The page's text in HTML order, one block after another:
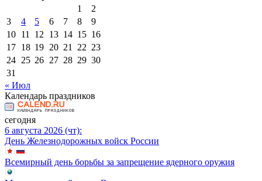
1
2
3
4 5 6 7 8
9
10 11 12 13 14 15 16
17 18 19 20 21 22 23
24 25 26 27 28 29 30
31
« Июл
Календарь праздников
сегодня
6 августа 2026 (чт):
День Железнодорожных войск России
Всемирный день борьбы за запрещение ядерного оружия